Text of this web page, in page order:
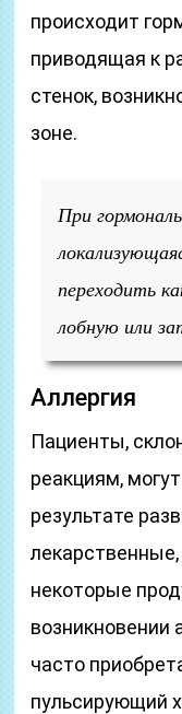
происходит
приводящая к
стенок,
зоне.
При
переходить
лобную или
Аллергия
Пациенты,
реакциям,
результате
некоторые
возникновении
часто
пульсирующий